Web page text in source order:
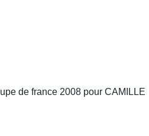
de france 2008 pour CAMILLE